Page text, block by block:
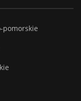
pomorskie